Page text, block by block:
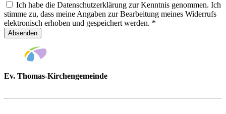
Ich habe die Datenschutzerklärung zur Kenntnis genommen. Ich
stimme zu, dass meine Angaben zur Bearbeitung meines Widerrufs
elektronisch erhoben und gespeichert werden. *
Absenden
Ev. Thomas-Kirchengemeinde